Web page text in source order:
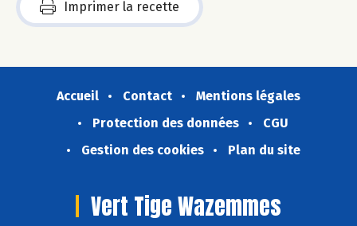
Imprimer la recette
Accueil Contact
Mentions légales
Protection des données
CGU
Gestion des cookies
Plan du site
Vert Tige Wazemmes